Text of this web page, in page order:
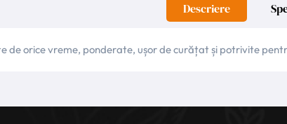
Descriere
de orice vreme, ponderate, ușor de curățat și potrivite